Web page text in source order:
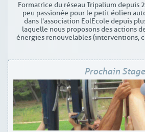
Formatrice du réseau Tripalium depuis
peu passionée pour le petit éolien
dans l'association EolEcole depuis
laquelle nous proposons des actions
énergies renouvelables (interventions,
Prochain Stage